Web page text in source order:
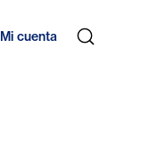
Mi cuenta